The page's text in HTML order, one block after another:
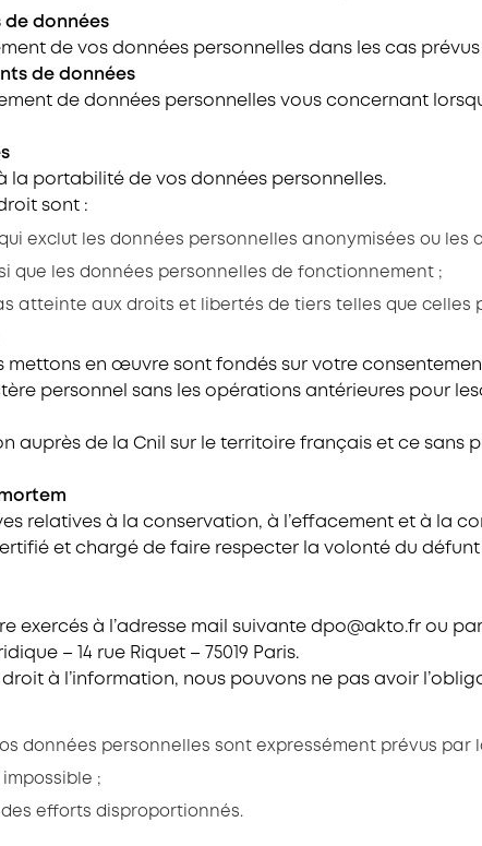
données
de vos données personnelles dans les cas
de données
de données personnelles vous concernant
la portabilité de vos données personnelles.
sont :
exclut les données personnelles anonymisées ou les
que les données personnelles de fonctionnement ;
atteinte aux droits et libertés de tiers telles que
mettons en œuvre sont fondés sur votre
personnel sans les opérations antérieures pour
auprès de la Cnil sur le territoire français et ce
relatives à la conservation, à l’effacement et à la
et chargé de faire respecter la volonté du
exercés à l’adresse mail suivante dpo@akto.fr ou
– 14 rue Riquet – 75019 Paris.
à l’information, nous pouvons ne pas avoir
données personnelles sont expressément prévus par
;
efforts disproportionnés.